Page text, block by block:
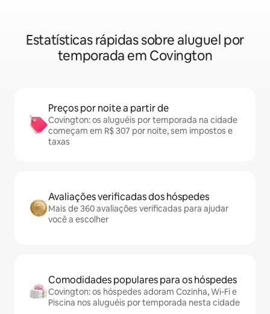
Estatísticas rápidas sobre aluguel por
temporada em Covington
Preços por noite a partir de
Covington: os aluguéis por temporada na cidade
começam em R$ 307 por noite, sem impostos e
taxas
Avaliações verificadas dos hóspedes
Mais de 360 avaliações verificadas para ajudar
você a escolher
Comodidades populares para os hóspedes
Covington: os hóspedes adoram Cozinha, Wi-Fi e
Piscina nos aluguéis por temporada nesta cidade